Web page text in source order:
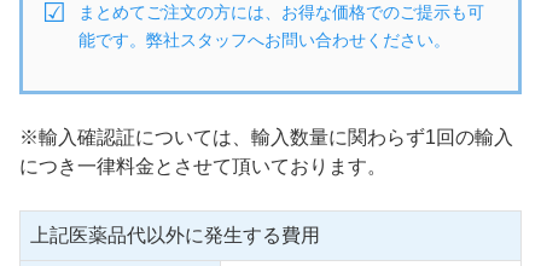
まとめてご注文の方には、お得な価格でのご提示も可
能です。弊社スタッフへお問い合わせください。
※輸入確認証については、輸入数量に関わらず1回の輸入
につき一律料金とさせて頂いております。
上記医薬品代以外に発生する費用